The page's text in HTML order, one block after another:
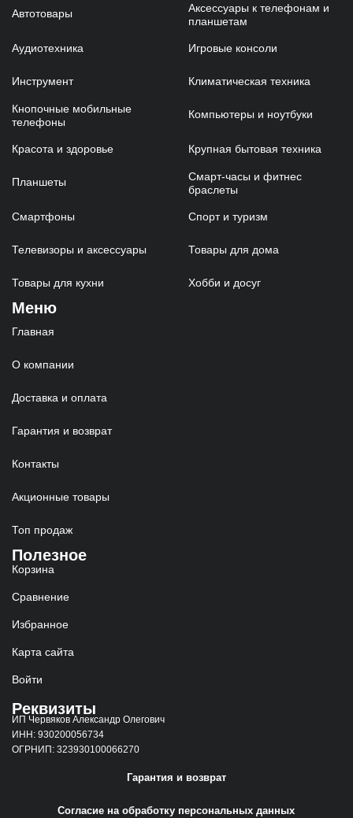
Автотовары
Аксессуары к телефонам и
планшетам
Аудиотехника Игровые консоли
Инструмент Климатическая техника
Кнопочные мобильные
телефоны
Компьютеры и ноутбуки
Красота и здоровье Крупная бытовая техника
Планшеты
Смарт-часы и фитнес
браслеты
Смартфоны Спорт и туризм
Телевизоры и аксессуары Товары для дома
Товары для кухни Хобби и досуг
Меню
Главная
О компании
Доставка и оплата
Гарантия и возврат
Контакты
Акционные товары
Топ продаж
Полезное
Корзина
Сравнение
Избранное
Карта сайта
Войти
Реквизиты
ИП Червяков Александр Олегович
ИНН: 930200056734
ОГРНИП: 323930100066270
Гарантия и возврат
Согласие на обработку персональных данных